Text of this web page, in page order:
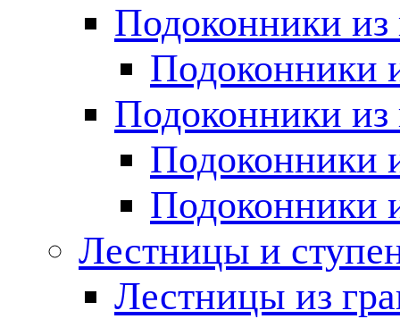
Подоконники из
Подоконники
Подоконники из
Подоконники
Подоконники
Лестницы и
Лестницы из